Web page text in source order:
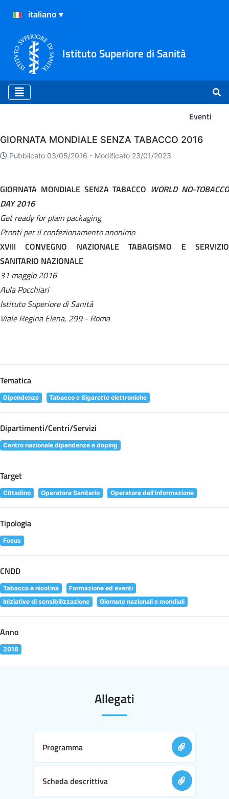
Istituto Superiore di Sanità
Eventi
Eventi
GIORNATA MONDIALE SENZA TABACCO 2016
Pubblicato 03/05/2016 - Modificato 23/01/2023
GIORNATA MONDIALE SENZA TABACCO WORLD NO-TOBACCO
DAY 2016
Get ready for plain packaging
Pronti per il confezionamento anonimo
XVIII CONVEGNO NAZIONALE TABAGISMO E SERVIZIO
SANITARIO NAZIONALE
31 maggio 2016
Aula Pocchiari
Istituto Superiore di Sanità
Viale Regina Elena, 299 - Roma
Tematica
Dipendenze Tabacco e Sigarette elettroniche
Dipartimenti/Centri/Servizi
Centro nazionale dipendenze e doping
Target
Cittadino Operatore Sanitario Operatore dell'informazione
Tipologia
Focus
CNDD
Tabacco e nicotina
Formazione ed eventi
Iniziative di sensibilizzazione
Giornate nazionali e mondiali
Anno
2016
Allegati
Programma
Scheda descrittiva